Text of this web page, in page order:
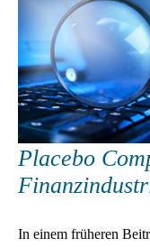
Placebo
In einem früheren